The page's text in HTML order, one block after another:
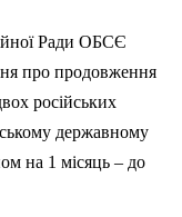
Ради ОБСЄ
про продовження
російських
державному
на 1 місяць – до